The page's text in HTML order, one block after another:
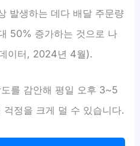
발생하는 데다 배달 주문량
50% 증가하는 것으로 나
이터, 2024년 4월).
를 감안해 평일 오후 3~5
정을 크게 덜 수 있습니다.